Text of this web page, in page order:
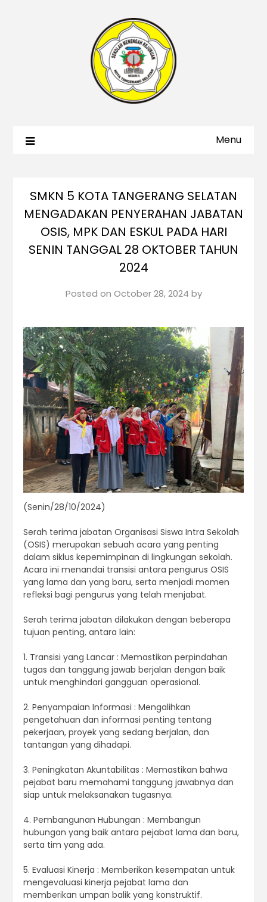
Menu
SMKN 5 KOTA TANGERANG SELATAN
MENGADAKAN PENYERAHAN JABATAN
OSIS, MPK DAN ESKUL PADA HARI
SENIN TANGGAL 28 OKTOBER TAHUN
2024
Posted on October 28, 2024 by
(Senin/28/10/2024)
Serah terima jabatan Organisasi Siswa Intra Sekolah
(OSIS) merupakan sebuah acara yang penting
dalam siklus kepemimpinan di lingkungan sekolah.
Acara ini menandai transisi antara pengurus OSIS
yang lama dan yang baru, serta menjadi momen
refleksi bagi pengurus yang telah menjabat.
Serah terima jabatan dilakukan dengan beberapa
tujuan penting, antara lain:
1. Transisi yang Lancar : Memastikan perpindahan
tugas dan tanggung jawab berjalan dengan baik
untuk menghindari gangguan operasional.
2. Penyampaian Informasi : Mengalihkan
pengetahuan dan informasi penting tentang
pekerjaan, proyek yang sedang berjalan, dan
tantangan yang dihadapi.
3. Peningkatan Akuntabilitas : Memastikan bahwa
pejabat baru memahami tanggung jawabnya dan
siap untuk melaksanakan tugasnya.
4. Pembangunan Hubungan : Membangun
hubungan yang baik antara pejabat lama dan baru,
serta tim yang ada.
5. Evaluasi Kinerja : Memberikan kesempatan untuk
mengevaluasi kinerja pejabat lama dan
memberikan umpan balik yang konstruktif.